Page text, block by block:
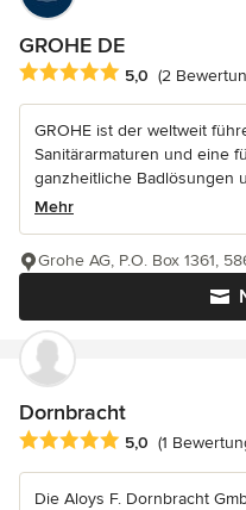
GROHE DE
Durchschnittliche
5,0 (2
GROHE ist der weltweit
Sanitärarmaturen und eine
ganzheitliche Badlösungen
Mehr
Grohe AG, P.O. Box 1361,
Dornbracht
Durchschnittliche
5,0 (1
Die Aloys F. Dornbracht